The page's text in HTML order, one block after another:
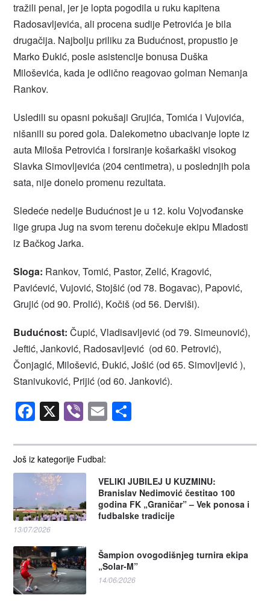
Još iz kategorije Fudbal:
VELIKI JUBILEJ U KUZMINU:
Branislav Nedimović čestitao 100
godina FK „Graničar” – Vek ponosa i
fudbalske tradicije
13/07/2026
Šampion ovogodišnjeg turnira ekipa
„Solar-M”
14/06/2026
tražili penal, jer je lopta pogodila u ruku kapitena
Radosavljevića, ali procena sudije Petrovića je bila
drugačija. Najbolju priliku za Budućnost, propustio je
Marko Đukić, posle asistencije bonusa Duška
Miloševića, kada je odlično reagovao golman Nemanja
Rankov.
Usledili su opasni pokušaji Grujića, Tomića i Vujovića,
nišanili su pored gola. Dalekometno ubacivanje lopte iz
auta Miloša Petrovića i forsiranje košarkaški visokog
Slavka Simovljevića (204 centimetra), u poslednjih pola
sata, nije donelo promenu rezultata.
Sledeće nedelje Budućnost je u 12. kolu Vojvođanske
lige grupa Jug na svom terenu dočekuje ekipu Mladosti
iz Bačkog Jarka.
Sloga: Rankov, Tomić, Pastor, Zelić, Kragović,
Pavićević, Vujović, Stojšić (od 78. Bogavac), Papović,
Grujić (od 90. Prolić), Kočiš (od 56. Derviši).
Budućnost: Čupić, Vladisavljević (od 79. Simeunović),
Jeftić, Janković, Radosavljević (od 60. Petrović),
Čonjagić, Milošević, Đukić, Jošić (od 65. Simovljević ),
Stanivuković, Prijić (od 60. Janković).
Facebook
X Viber
Email